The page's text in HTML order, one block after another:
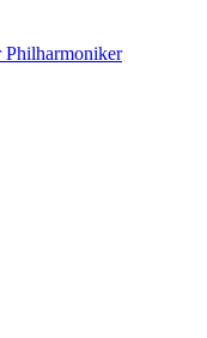
Philharmoniker